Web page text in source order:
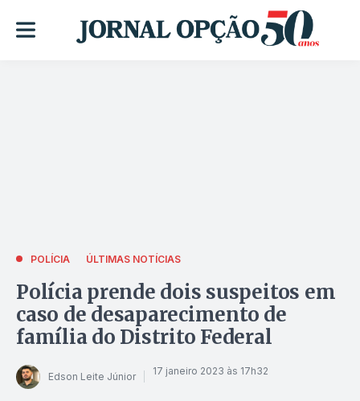
POLÍCIA ÚLTIMAS NOTÍCIAS
Polícia prende dois suspeitos em
caso de desaparecimento de
família do Distrito Federal
Edson Leite Júnior 17 janeiro 2023 às 17h32